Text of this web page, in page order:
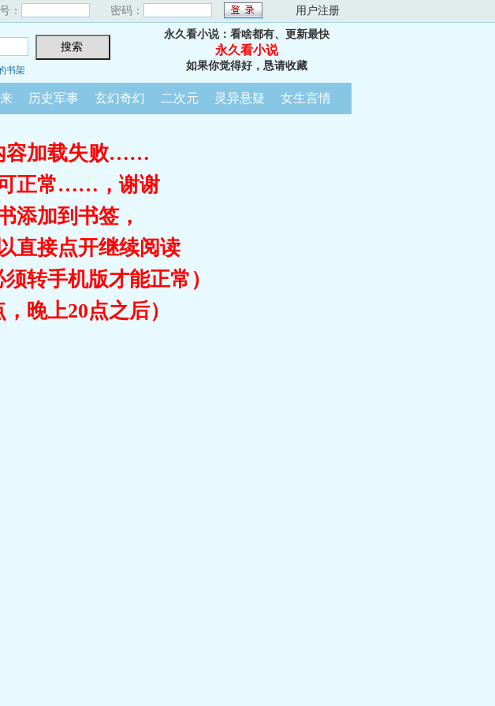
： 密码： 用户注册
书架
永久看小说：看啥都有、更新最快
永久看小说
如果你觉得好，恳请收藏
历史军事 玄幻奇幻 二次元 灵异悬疑 女生言情
容加载失败……
正常……，谢谢
添加到书签，
直接点开继续阅读
转手机版才能正常）
晚上20点之后）